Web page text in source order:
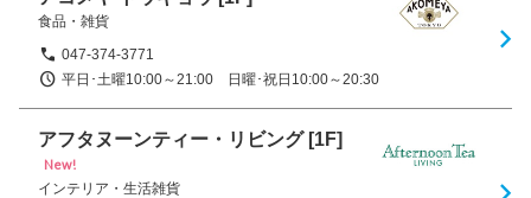
食品・雑貨
047-374-3771
平日･土曜10:00～21:00　日曜･祝日10:00～20:30
アフタヌーンティー・リビング[1F]
New!
インテリア・生活雑貨